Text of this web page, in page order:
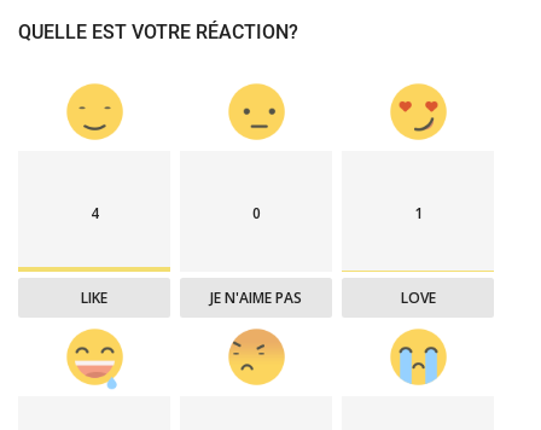
QUELLE EST VOTRE RÉACTION?
4
LIKE
0
JE N'AIME PAS
1
LOVE